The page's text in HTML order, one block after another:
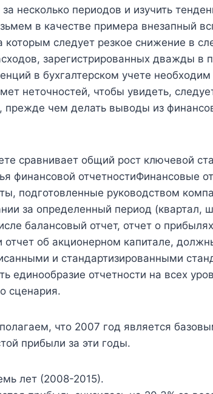
несколько периодов и изучить
в качестве примера внезапный
которым следует резкое снижение в
зарегистрированных дважды в
в бухгалтерском учете
неточностей, чтобы увидеть,
прежде чем делать выводы из
сравнивает общий рост ключевой
финансовой отчетностиФинансовые
подготовленные руководством
за определенный период (квартал,
балансовый отчет, отчет о
об акционерном капитале,
и стандартизированными
единообразие отчетности на всех
сценария.
что 2007 год является
прибыли за эти годы.
лет (2008-2015).